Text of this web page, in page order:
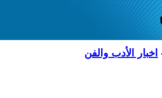
اخبار الأدب والفن